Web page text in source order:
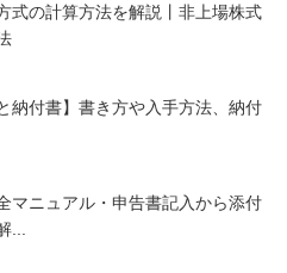
式の計算方法を解説丨非上場株式
納付書】書き方や入手方法、納付
マニュアル・申告書記入から添付
...